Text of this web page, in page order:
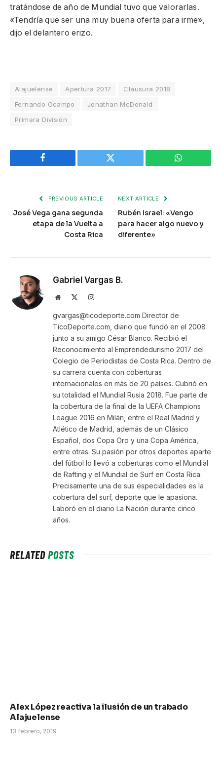
tratándose de año de Mundial tuvo que valorarlas.
«Tendría que ser una muy buena oferta para irme»,
dijo el delantero erizo.
Alajuelense Apertura 2017
Clausura 2018
Fernando Ocampo
Jonathan McDonald
Primera División
Facebook Twitter WhatsApp
PREVIOUS ARTICLE
José Vega gana segunda
etapa de la Vuelta a
Costa Rica
NEXT ARTICLE
Rubén Israel: «Vengo
para hacer algo nuevo y
diferente»
Gabriel Vargas B.
Website Instagram
gvargas@ticodeporte.com Director de
TicoDeporte.com, diario que fundó en el 2008
junto a su amigo César Blanco. Recibió el
Reconocimiento al Emprendedurismo 2017 del
Colegio de Periodistas de Costa Rica. Dentro de
su carrera cuenta con coberturas
internacionales en más de 20 países. Cubrió en
su totalidad el Mundial Rusia 2018. Fue parte de
la cobertura de la final de la UEFA Champions
League 2016 en Milán, entre el Real Madrid y
Atlético de Madrid, además de un Clásico
Español, dos Copa Oro y una Copa América,
entre otras. Su pasión por otros deportes aparte
del fútbol lo llevó a coberturas como el Mundial
de Rafting y el Mundial de Surf en Costa Rica.
Precisamente una de sus especialidades es la
cobertura del surf, deporte que le apasiona.
Laboró en el diario La Nación durante cinco
años.
RELATEDPOSTS
Alex López reactiva la ilusión de un trabado
Alajuelense
13 febrero, 2019